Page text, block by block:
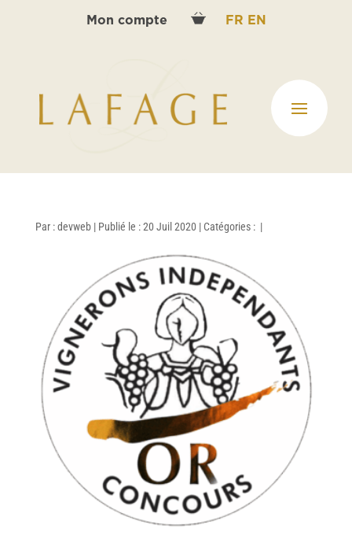
Mon compte FR EN
Par :devweb | Publié le : 20 Juil 2020 | Catégories : |